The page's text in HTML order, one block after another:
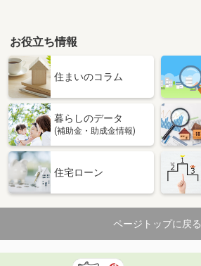
お役立ち情報
住まいのコラム
暮らしのデータ
(補助金・助成金情報)
住宅ローン
ページトップに戻る